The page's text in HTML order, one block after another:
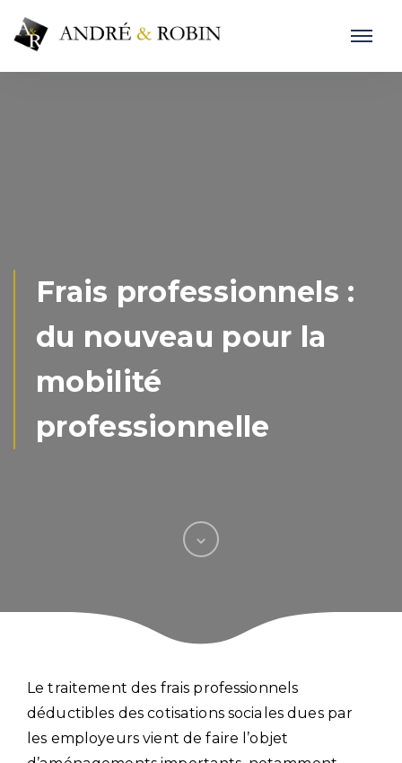
Frais professionnels :
du nouveau pour la
mobilité
professionnelle
Le traitement des frais professionnels
déductibles des cotisations sociales dues par
les employeurs vient de faire l’objet